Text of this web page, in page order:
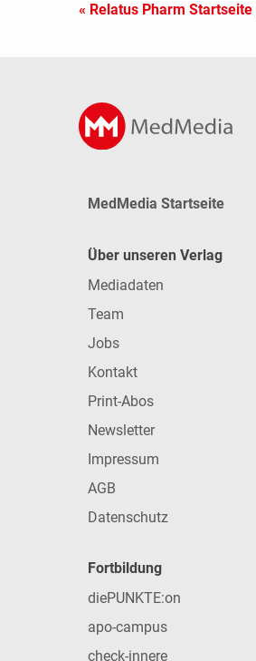
« Relatus Pharm Startseite
MedMedia Startseite
Über unseren Verlag
Mediadaten
Team
Jobs
Kontakt
Print-Abos
Newsletter
Impressum
AGB
Datenschutz
Fortbildung
diePUNKTE:on
apo-campus
check-innere